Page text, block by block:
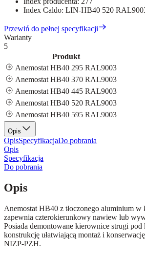
Index Caldo: LIN-HB40 520
Przewiń do pełnej specyfikacji
Warianty
5
Produkt
Anemostat HB40 295 RAL9003
Anemostat HB40 370 RAL9003
Anemostat HB40 445 RAL9003
Anemostat HB40 520 RAL9003
Anemostat HB40 595 RAL9003
Opis
OpisSpecyfikacjaDo pobrania
Opis
Specyfikacja
Do pobrania
Opis
Anemostat HB40 z tłoczonego aluminium
zapewnia czterokierunkowy nawiew lub
Posiada demontowane kierownice strugi pod
konstrukcję ułatwiającą montaż i
NIZP-PZH.